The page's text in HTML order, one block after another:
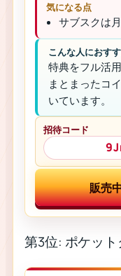
気になる点
サブスクは
こんな人におす
特典をフル活
まとまったコ
いています。
招待コード
販売
第3位: ポケット